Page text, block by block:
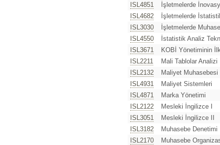
ISL4851
İşletmelerde
ISL4682
İşletmelerde
ISL3030
İşletmelerde
ISL4550
İstatistik Analiz
ISL3671
KOBİ Yönetiminin
ISL2211
Mali Tablolar Analizi
ISL2132
Maliyet Muhasebesi
ISL4931
Maliyet Sistemleri
ISL4871
Marka Yönetimi
ISL2122
Mesleki İngilizce I
ISL3051
Mesleki İngilizce II
ISL3182
Muhasebe Denetimi
ISL2170
Muhasebe